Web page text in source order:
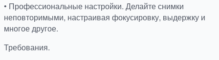
• Профессиональные настройки. Делайте снимки
неповторимыми, настраивая фокусировку, выдержку и
многое другое.
Требования.